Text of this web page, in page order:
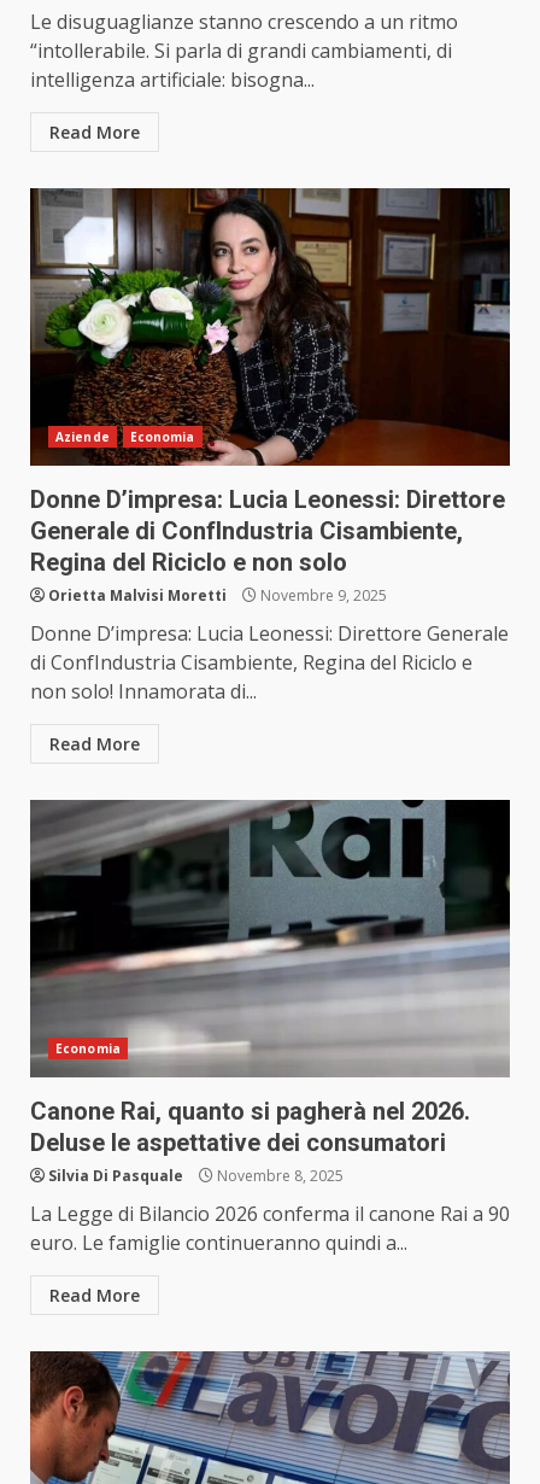
Le disuguaglianze stanno crescendo a un ritmo
“intollerabile. Si parla di grandi cambiamenti, di
intelligenza artificiale: bisogna...
Read More
Aziende Economia
Donne D’impresa: Lucia Leonessi: Direttore
Generale di ConfIndustria Cisambiente,
Regina del Riciclo e non solo
Orietta Malvisi Moretti Novembre 9, 2025
Donne D’impresa: Lucia Leonessi: Direttore Generale
di ConfIndustria Cisambiente, Regina del Riciclo e
non solo! Innamorata di...
Read More
Economia
Canone Rai, quanto si pagherà nel 2026.
Deluse le aspettative dei consumatori
Silvia Di Pasquale Novembre 8, 2025
La Legge di Bilancio 2026 conferma il canone Rai a 90
euro. Le famiglie continueranno quindi a...
Read More